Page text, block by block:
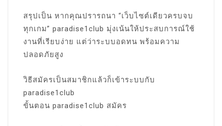
สรุปเป็น หากคุณปรารถนา “เว็บไซต์เดียวครบจบ
ทุกเกม” paradise1club มุ่งเน้นให้ประสบการณ์ใช้
งานที่เรียบง่าย แต่ว่าระบบอดทน พร้อมความ
ปลอดภัยสูง
วิธีสมัครเป็นสมาชิกแล้วก็เข้าระบบกับ
paradise1club
ขั้นตอน paradise1club สมัคร